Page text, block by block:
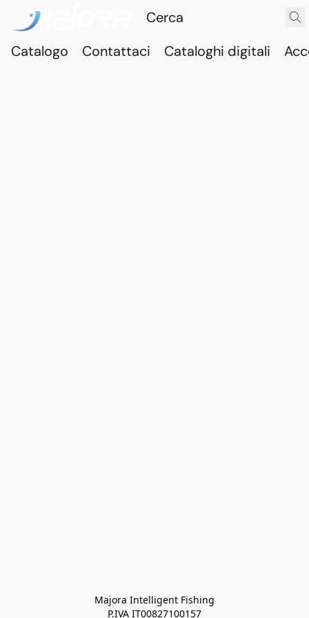
Catalogo Contattaci Cataloghi digitali
Majora Intelligent Fishing
P.IVA IT00827100157